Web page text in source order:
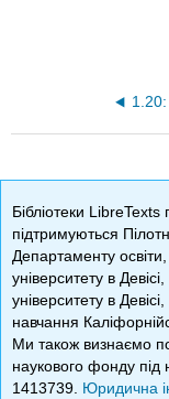
Бібліотеки
підтримуються
Департаменту
університету в
університету в
навчання
Ми також визнаємо
наукового фонду
1413739. Юридична